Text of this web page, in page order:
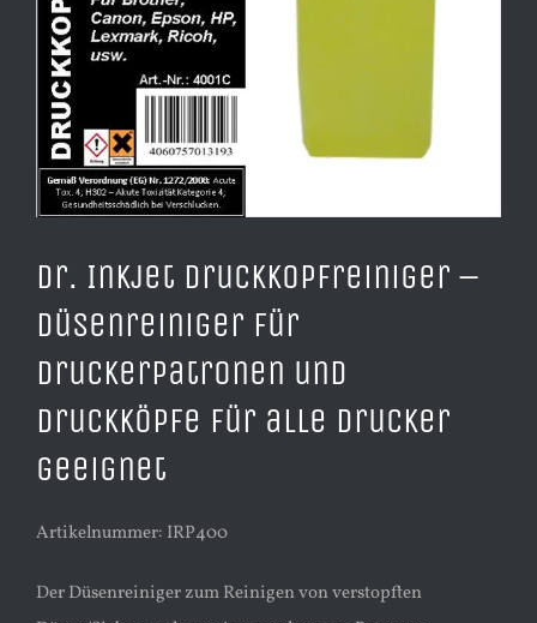
Dr. Inkjet Druckkopfreiniger –
Düsenreiniger für
Druckerpatronen und
Druckköpfe für alle Drucker
geeignet
Artikelnummer: IRP400
Der Düsenreiniger zum Reinigen von verstopften